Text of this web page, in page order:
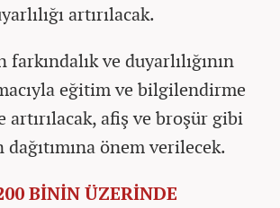
artırılacak.
farkındalık ve duyarlılığının
eğitim ve bilgilendirme
afiş ve broşür gibi
önem verilecek.
BİNİN ÜZERİNDE